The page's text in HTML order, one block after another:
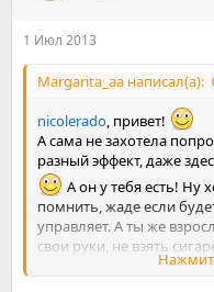
1 Июл 2013
Margarita_aa написал(а):
nicolerado, привет!
А сама не захотела
разный эффект, даже
А он у тебя есть! Ну
помнить, жаде если
управляет. А ты же
свои руки, не взять